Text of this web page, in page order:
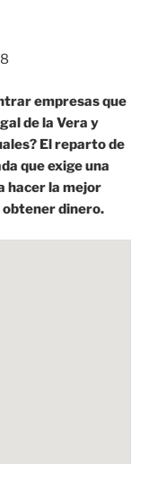
empresas que
de la Vera y
El reparto de
que exige una
hacer la mejor
obtener dinero.